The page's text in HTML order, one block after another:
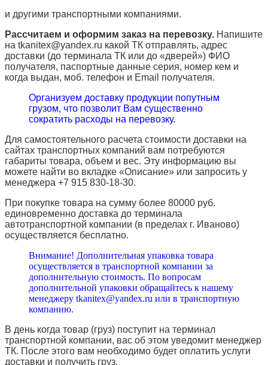
и другими транспортными компаниями.
Рассчитаем и оформим заказ на перевозку. Напишите
на tkanitex@yandex.ru какой ТК отправлять, адрес
доставки (до терминала ТК или до «дверей») ФИО
получателя, паспортные данные серия, номер кем и
когда выдан, моб. телефон и Email получателя.
Организуем доставку продукции попутным
грузом, что позволит Вам существенно
сократить расходы на перевозку.
Для самостоятельного расчета стоимости доставки на
сайтах транспортных компаний вам потребуются
габариты товара, объем и вес. Эту информацию вы
можете найти во вкладке «Описание» или запросить у
менеджера +7 915 830-18-30.
При покупке товара на сумму более 80000 руб.
единовременно доставка до терминала
автотранспортной компании (в пределах г. Иваново)
осуществляется бесплатно.
Внимание! Дополнительная упаковка товара
осуществляется в транспортной компании за
дополнительную стоимость. По вопросам
дополнительной упаковки обращайтесь к нашему
менеджеру tkanitex@yandex.ru или в транспортную
компанию.
В день когда товар (груз) поступит на терминал
транспортной компании, вас об этом уведомит менеджер
ТК. После этого вам необходимо будет оплатить услуги
доставки и получить груз.